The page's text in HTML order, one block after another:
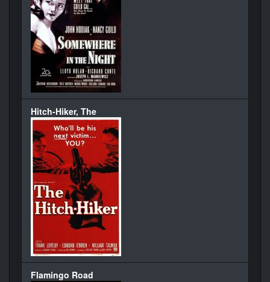
Hitch-Hiker, The
Flamingo Road